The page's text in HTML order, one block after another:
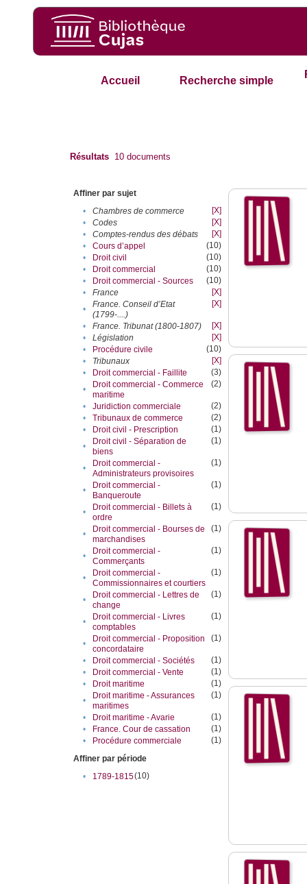
Accueil Recherche simple
Résultats 10 documents
Affiner par sujet
•
Chambres de commerce
[X]
•
Codes
[X]
•
Comptes-rendus des débats
[X]
•
Cours d’appel
(10)
•
Droit civil
(10)
•
Droit commercial
(10)
•
Droit commercial - Sources
(10)
•
France
[X]
•
France. Conseil d’Etat
(1799-....)
[X]
• France. Tribunat (1800-1807)
[X]
•
Législation
[X]
•
Procédure civile
(10)
•
Tribunaux
[X]
•
Droit commercial - Faillite
(3)
•
Droit commercial - Commerce
maritime
(2)
• Juridiction commerciale
(2)
•
Tribunaux de commerce
(2)
•
Droit civil - Prescription
(1)
•
Droit civil - Séparation de
biens
(1)
•
Droit commercial -
Administrateurs provisoires
(1)
•
Droit commercial -
Banqueroute
(1)
•
Droit commercial - Billets à
ordre
(1)
•
Droit commercial - Bourses de
marchandises
(1)
•
Droit commercial -
Commerçants
(1)
•
Droit commercial -
Commissionnaires et courtiers
(1)
•
Droit commercial - Lettres de
change
(1)
•
Droit commercial - Livres
comptables
(1)
•
Droit commercial - Proposition
concordataire
(1)
• Droit commercial - Sociétés
(1)
•
Droit commercial - Vente
(1)
•
Droit maritime
(1)
•
Droit maritime - Assurances
maritimes
(1)
• Droit maritime - Avarie
(1)
•
France. Cour de cassation
(1)
•
Procédure commerciale
(1)
Affiner par période
•
1789-1815(10)